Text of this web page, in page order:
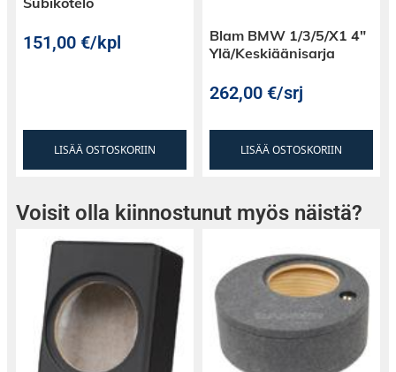
151,00€/kpl
LISÄÄ OSTOSKORIIN
Blam BMW 1/3/5/X1 4″
Ylä/Keskiäänisarja
262,00€/srj
LISÄÄ OSTOSKORIIN
Voisit olla kiinnostunut myös näistä?